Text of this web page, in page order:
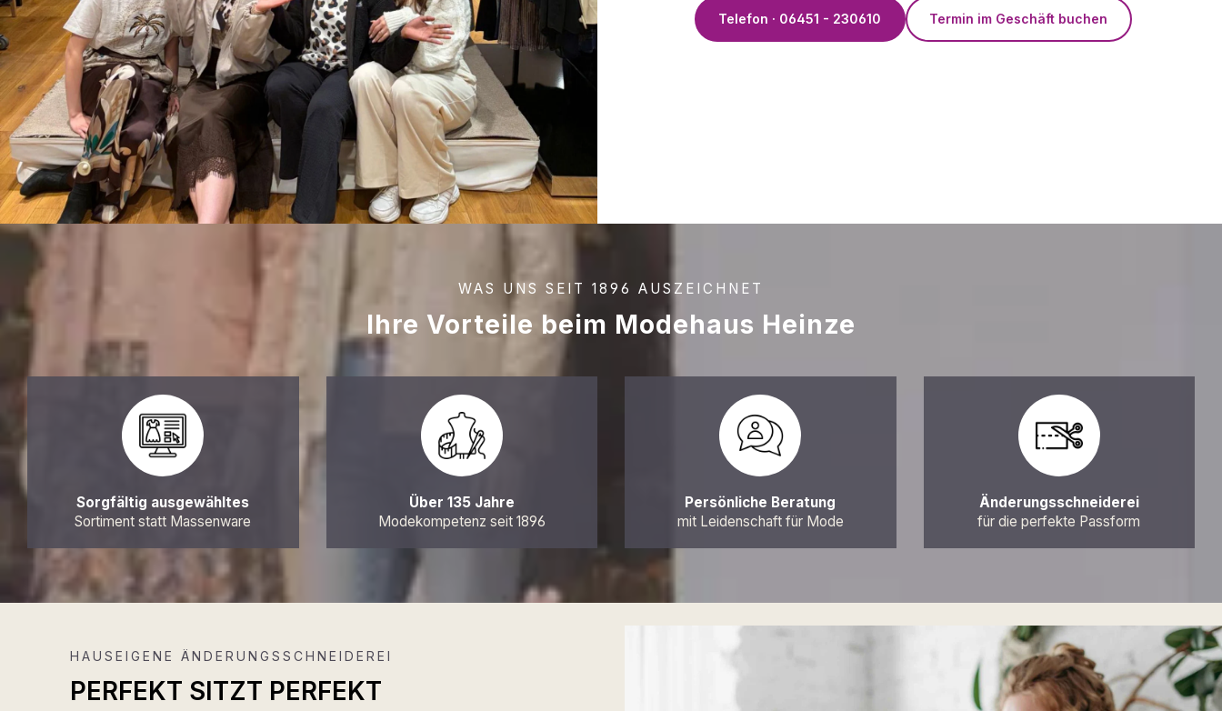
Telefon · 06451 - 230610 Termin im Geschäft buchen
WAS UNS SEIT 1896 AUSZEICHNET
Ihre Vorteile beim Modehaus Heinze
Sorgfältig ausgewähltes
Sortiment statt Massenware
Über 135 Jahre
Modekompetenz seit 1896
Persönliche Beratung
mit Leidenschaft für Mode
Änderungsschneiderei
für die perfekte Passform
HAUSEIGENE ÄNDERUNGSSCHNEIDEREI
PERFEKT SITZT PERFEKT